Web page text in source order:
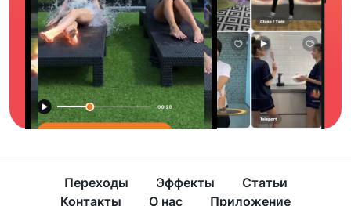
Переходы Эффекты
Статьи
Контакты
О нас Приложение